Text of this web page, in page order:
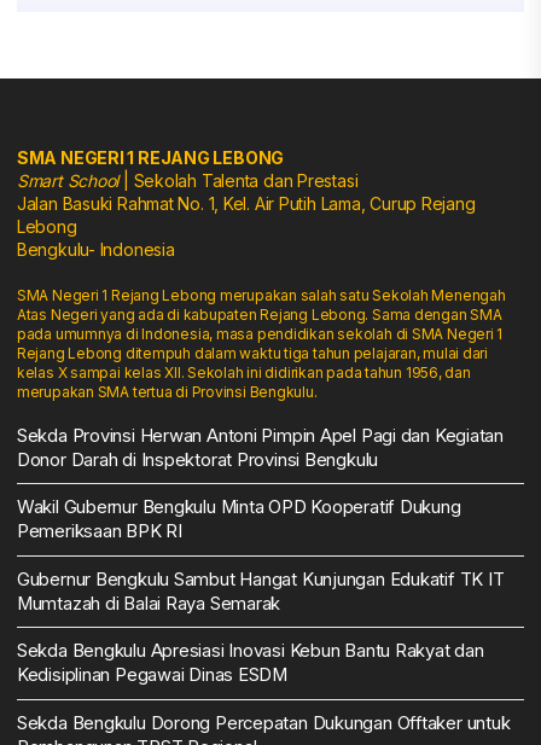
SMA NEGERI 1 REJANG LEBONG
Smart School| Sekolah Talenta dan Prestasi
Jalan Basuki Rahmat No. 1, Kel. Air Putih Lama, Curup Rejang
Lebong
Bengkulu- Indonesia
SMA Negeri 1 Rejang Lebong merupakan salah satu Sekolah Menengah
Atas Negeri yang ada di kabupaten Rejang Lebong. Sama dengan SMA
pada umumnya di Indonesia, masa pendidikan sekolah di SMA Negeri 1
Rejang Lebong ditempuh dalam waktu tiga tahun pelajaran, mulai dari
kelas X sampai kelas XII. Sekolah ini didirikan pada tahun 1956, dan
merupakan SMA tertua di Provinsi Bengkulu.
Sekda Provinsi Herwan Antoni Pimpin Apel Pagi dan Kegiatan
Donor Darah di Inspektorat Provinsi Bengkulu
Wakil Gubernur Bengkulu Minta OPD Kooperatif Dukung
Pemeriksaan BPK RI
Gubernur Bengkulu Sambut Hangat Kunjungan Edukatif TK IT
Mumtazah di Balai Raya Semarak
Sekda Bengkulu Apresiasi Inovasi Kebun Bantu Rakyat dan
Kedisiplinan Pegawai Dinas ESDM
Sekda Bengkulu Dorong Percepatan Dukungan Offtaker untuk